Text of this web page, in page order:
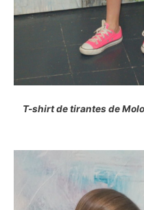
T-shirt de tirantes de